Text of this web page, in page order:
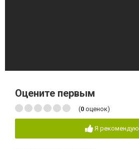
Оцените первым
(0 оценок)
Я рекомендую